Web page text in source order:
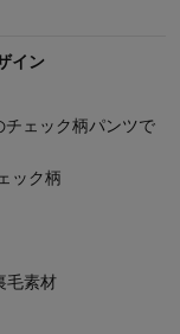
イン
チェック柄パンツで
ック柄
毛素材